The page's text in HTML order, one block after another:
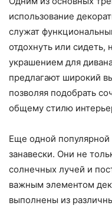
использование
служат
отдохнуть или сидеть,
украшением для
предлагают широкий
позволяя подобрать
общему стилю
Еще одной
занавески. Они не
солнечных лучей и
важным элементом
выполнены из